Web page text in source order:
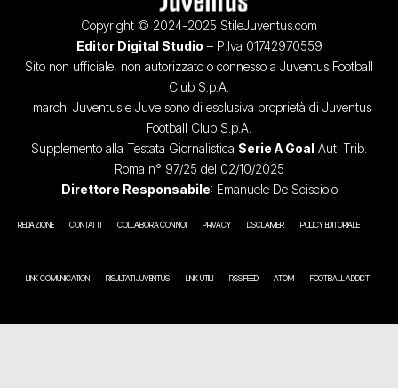
Copyright © 2024-2025 StileJuventus.com
Editor Digital Studio – P.Iva 01742970559
Sito non ufficiale, non autorizzato o connesso a Juventus Football
Club S.p.A.
I marchi Juventus e Juve sono di esclusiva proprietà di Juventus
Football Club S.p.A.
Supplemento alla Testata Giornalistica Serie A Goal Aut. Trib.
Roma n° 97/25 del 02/10/2025
Direttore Responsabile: Emanuele De Scisciolo
REDAZIONE CONTATTI COLLABORA CON NOI PRIVACY DISCLAIMER POLICY EDITORIALE
LINK COMUNICATION RISULTATI JUVENTUS LINK UTILI RSS FEED ATOM FOOTBALL ADDICT